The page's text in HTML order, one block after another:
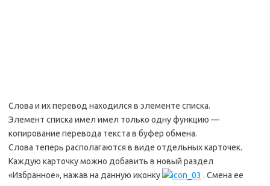
Слова и их перевод находился в элементе списка.
Элемент списка имел имел только одну функцию —
копирование перевода текста в буфер обмена.
Слова теперь располагаются в виде отдельных карточек.
Каждую карточку можно добавить в новый раздел
«Избранное», нажав на данную иконку
. Смена ее